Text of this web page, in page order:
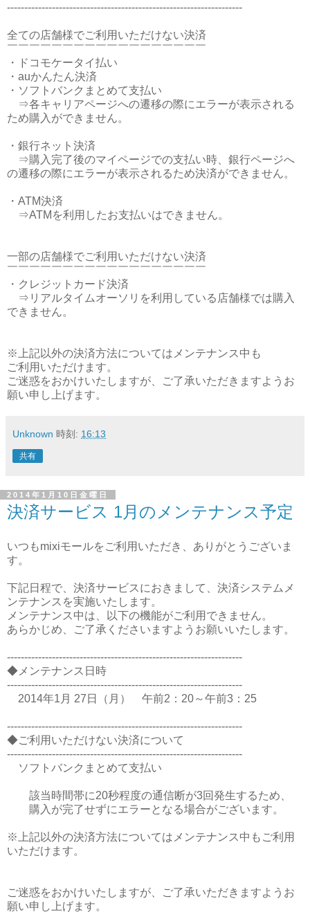
--------------------------------------------------------------------
全ての店舗様でご利用いただけない決済
￣￣￣￣￣￣￣￣￣￣￣￣￣￣￣￣￣￣
・ドコモケータイ払い
・auかんたん決済
・ソフトバンクまとめて支払い
⇒各キャリアページへの遷移の際にエラーが表示される
ため購入ができません。
・銀行ネット決済
⇒購入完了後のマイページでの支払い時、銀行ページへ
の遷移の際にエラーが表示されるため決済ができません。
・ATM決済
⇒ATMを利用したお支払いはできません。
一部の店舗様でご利用いただけない決済
￣￣￣￣￣￣￣￣￣￣￣￣￣￣￣￣￣￣
・クレジットカード決済
⇒リアルタイムオーソリを利用している店舗様では購入
できません。
※上記以外の決済方法についてはメンテナンス中も
ご利用いただけます。
ご迷惑をおかけいたしますが、ご了承いただきますようお
願い申し上げます。
Unknown 時刻: 16:13
共有
2014年1月10日金曜日
決済サービス 1月のメンテナンス予定
いつもmixiモールをご利用いただき、ありがとうございま
す。
下記日程で、決済サービスにおきまして、決済システムメ
ンテナンスを実施いたします。
メンテナンス中は、以下の機能がご利用できません。
あらかじめ、ご了承くださいますようお願いいたします。
--------------------------------------------------------------------
◆メンテナンス日時
--------------------------------------------------------------------
2014年1月 27日（月） 午前2：20～午前3：25
--------------------------------------------------------------------
◆ご利用いただけない決済について
--------------------------------------------------------------------
ソフトバンクまとめて支払い
該当時間帯に20秒程度の通信断が3回発生するため、
購入が完了せずにエラーとなる場合がございます。
※上記以外の決済方法についてはメンテナンス中もご利用
いただけます。
ご迷惑をおかけいたしますが、ご了承いただきますようお
願い申し上げます。